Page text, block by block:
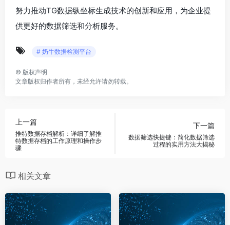
努力推动TG数据纵坐标生成技术的创新和应用，为企业提
供更好的数据筛选和分析服务。
# 奶牛数据检测平台
© 版权声明
文章版权归作者所有，未经允许请勿转载。
上一篇
推特数据存档解析：详细了解推
特数据存档的工作原理和操作步
骤
下一篇
数据筛选快捷键：简化数据筛选
过程的实用方法大揭秘
相关文章